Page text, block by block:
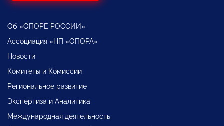
Об «ОПОРЕ РОССИИ»
Ассоциация «НП «ОПОРА»
Новости
Комитеты и Комиссии
Региональное развитие
Экспертиза и Аналитика
Международная деятельность